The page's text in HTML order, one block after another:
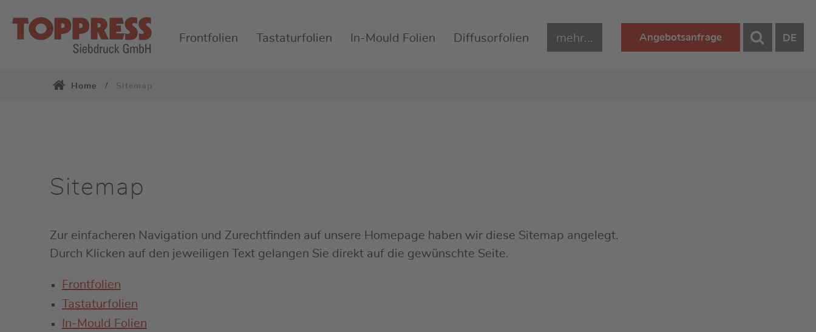
Frontfolien Tastaturfolien In-Mould Folien Diffusorfolien mehr... Angebotsanfrage DE
Home Sitemap
Sitemap
Zur einfacheren Navigation und Zurechtfinden auf unsere Homepage haben wir diese Sitemap angelegt.
Durch Klicken auf den jeweiligen Text gelangen Sie direkt auf die gewünschte Seite.
Frontfolien
Tastaturfolien
In-Mould Folien